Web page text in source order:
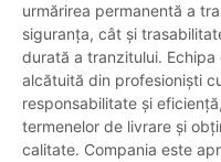
urmărirea permanentă a
siguranța, cât și
durată a tranzitului.
alcătuită din profesioniști
responsabilitate și
termenelor de livrare și
calitate. Compania este